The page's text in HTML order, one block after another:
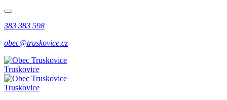
383 383 598
obec@truskovice.cz
Truskovice
Truskovice